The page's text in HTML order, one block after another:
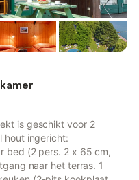
is geschikt voor 2
hout ingericht:
bed (2 pers. 2 x 65 cm,
naar het terras. 1